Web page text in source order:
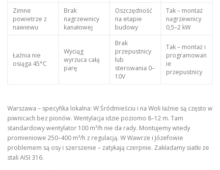
Zimne
powietrze z
nawiewu
Brak
nagrzewnicy
kanałowej
Oszczędność
na etapie
budowy
Tak – montaż
nagrzewnicy
0,5–2 kW
Łaźnia nie
osiąga 45°C
Wyciąg
wyrzuca całą
parę
Brak
przepustnicy
lub
sterowania 0–
10V
Tak – montaż i
programowan
ie
przepustnicy
Warszawa – specyfika lokalna: W Śródmieściu i na Woli łaźnie są często w
piwnicach bez pionów. Wentylacja idzie poziomo 8–12 m. Tam
standardowy wentylator 100 m³/h nie da rady. Montujemy wtedy
promieniowe 250–400 m³/h z regulacją. W Wawrze i Józefowie
problemem są osy i szerszenie – zatykają czerpnie. Zakładamy siatki ze
stali AISI 316.